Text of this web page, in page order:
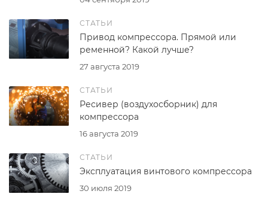
СТАТЬИ
27 августа 2019
Привод компрессора. Прямой или
ременной? Какой лучше?
СТАТЬИ
16 августа 2019
Ресивер (воздухосборник) для
компрессора
СТАТЬИ
30 июля 2019
Эксплуатация винтового компрессора